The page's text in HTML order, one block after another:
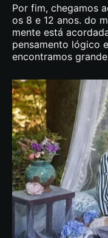
Por fim, chegamos
os 8 e 12 anos. do
mente está
pensamento lógico
encontramos